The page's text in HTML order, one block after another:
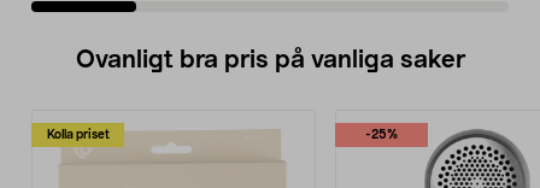
Ovanligt bra pris på vanliga saker
Kolla priset -25%